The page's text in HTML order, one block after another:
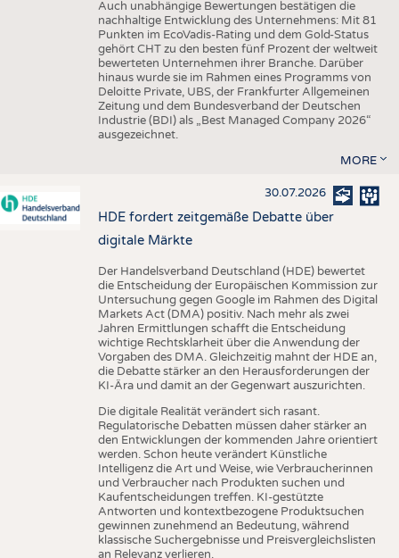
Auch unabhängige Bewertungen bestätigen die
nachhaltige Entwicklung des Unternehmens: Mit 81
Punkten im EcoVadis-Rating und dem Gold-Status
gehört CHT zu den besten fünf Prozent der weltweit
bewerteten Unternehmen ihrer Branche. Darüber
hinaus wurde sie im Rahmen eines Programms von
Deloitte Private, UBS, der Frankfurter Allgemeinen
Zeitung und dem Bundesverband der Deutschen
Industrie (BDI) als „Best Managed Company 2026“
ausgezeichnet.
MORE
30.07.2026
HDE fordert zeitgemäße Debatte über
digitale Märkte
Der Handelsverband Deutschland (HDE) bewertet
die Entscheidung der Europäischen Kommission zur
Untersuchung gegen Google im Rahmen des Digital
Markets Act (DMA) positiv. Nach mehr als zwei
Jahren Ermittlungen schafft die Entscheidung
wichtige Rechtsklarheit über die Anwendung der
Vorgaben des DMA. Gleichzeitig mahnt der HDE an,
die Debatte stärker an den Herausforderungen der
KI-Ära und damit an der Gegenwart auszurichten.
Die digitale Realität verändert sich rasant.
Regulatorische Debatten müssen daher stärker an
den Entwicklungen der kommenden Jahre orientiert
werden. Schon heute verändert Künstliche
Intelligenz die Art und Weise, wie Verbraucherinnen
und Verbraucher nach Produkten suchen und
Kaufentscheidungen treffen. KI-gestützte
Antworten und kontextbezogene Produktsuchen
gewinnen zunehmend an Bedeutung, während
klassische Suchergebnisse und Preisvergleichslisten
an Relevanz verlieren.